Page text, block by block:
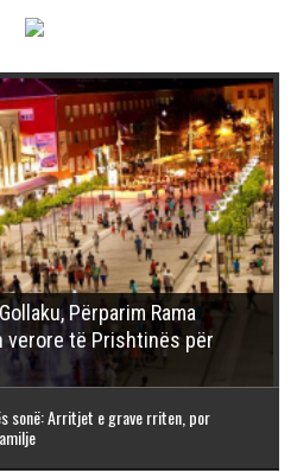
Përparim Rama
verore të Prishtinës për
sonë: Arritjet e grave rriten, por